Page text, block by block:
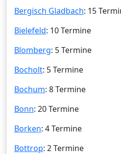
Bergisch Gladbach: 15
Bielefeld: 10 Termine
Blomberg: 5 Termine
Bocholt: 5 Termine
Bochum: 8 Termine
Bonn: 20 Termine
Borken: 4 Termine
Bottrop: 2 Termine